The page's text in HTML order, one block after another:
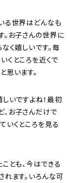
る世界はどんなも
。お子さんの世界に
く嬉しいです。毎
くところを近くで
思います。
いですよね！最初
お子さんだけで
いくところを見る
とも、今はできる
れます。いろんな可